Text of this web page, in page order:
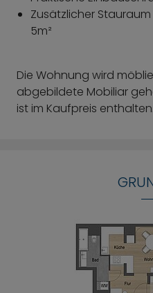
Zusätzlicher
5m²
Die Wohnung wird
abgebildete Mobiliar
ist im Kaufpreis enthalten.